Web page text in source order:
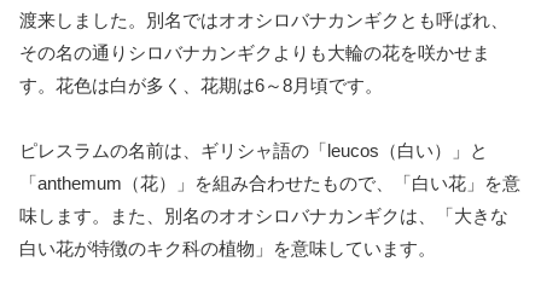
渡来しました。別名ではオオシロバナカンギクとも呼ばれ、
その名の通りシロバナカンギクよりも大輪の花を咲かせま
す。花色は白が多く、花期は6～8月頃です。
ピレスラムの名前は、ギリシャ語の「leucos（白い）」と
「anthemum（花）」を組み合わせたもので、「白い花」を意
味します。また、別名のオオシロバナカンギクは、「大きな
白い花が特徴のキク科の植物」を意味しています。